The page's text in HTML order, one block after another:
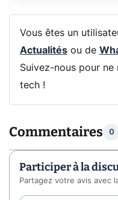
Vous êtes un
Actualitésou de
Suivez-nous pour
tech !
Commentaires 0
Participer à la
Partagez votre avis avec